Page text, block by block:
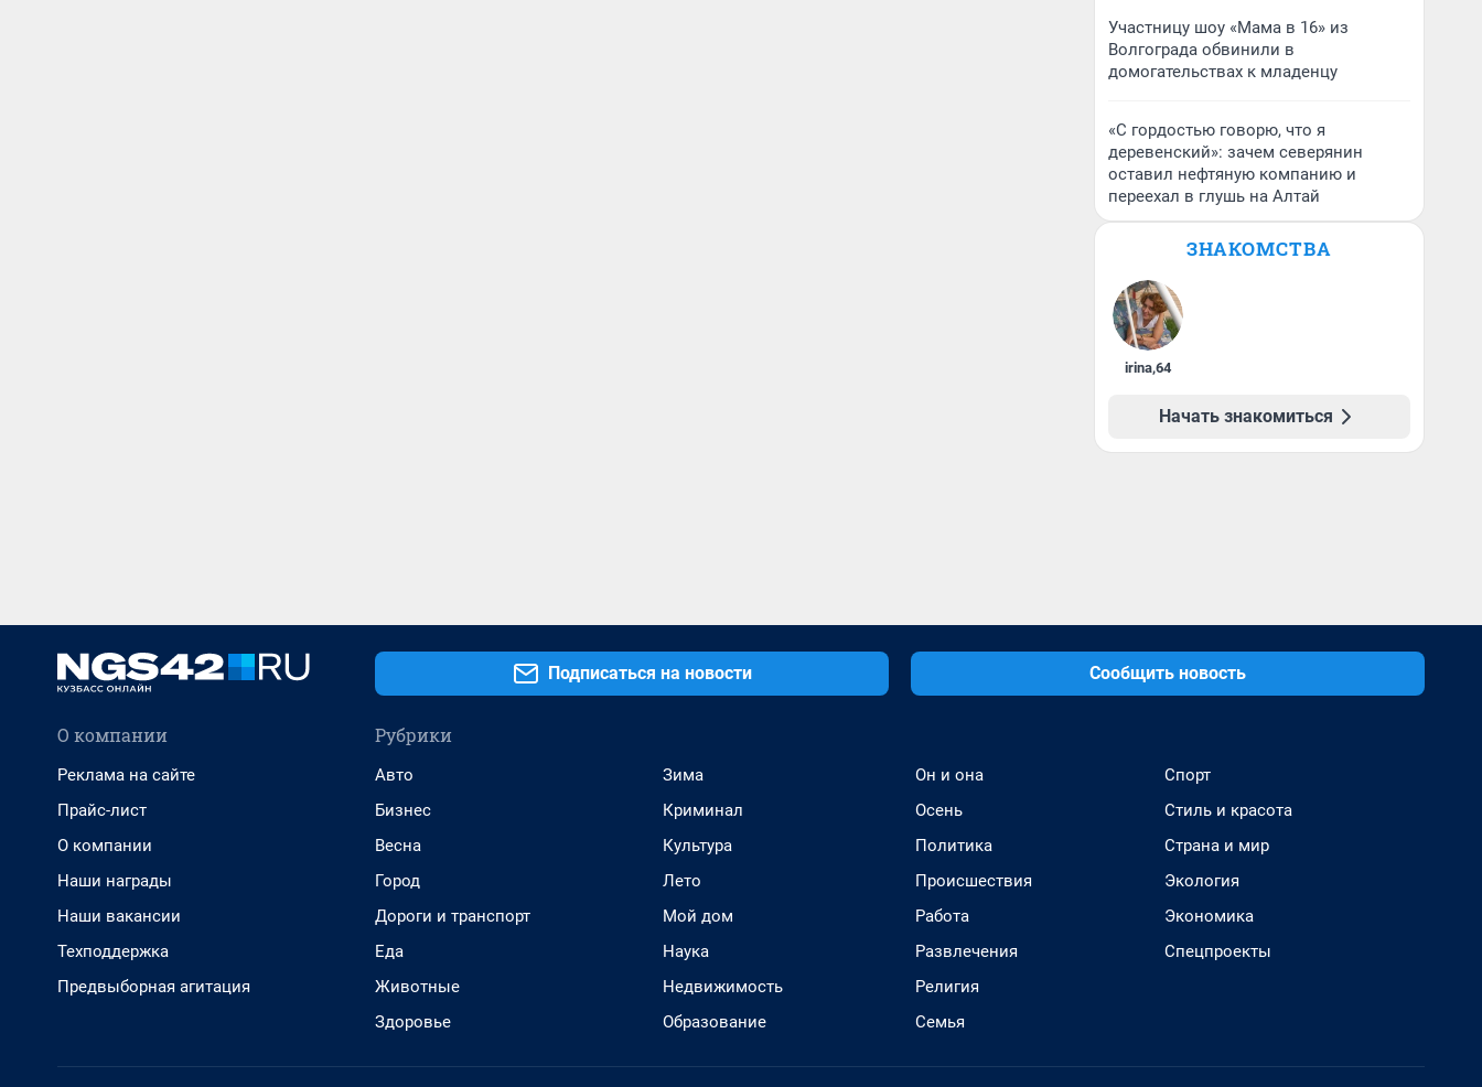
Участницу шоу «Мама в 16» из
Волгограда обвинили в
домогательствах к младенцу
«С гордостью говорю, что я
деревенский»: зачем северянин
оставил нефтяную компанию и
переехал в глушь на Алтай
ЗНАКОМСТВА
irina,64
Начать знакомиться
Подписаться на новости Сообщить новость
О компании
Реклама на сайте
Прайс-лист
О компании
Наши награды
Наши вакансии
Техподдержка
Предвыборная агитация
Рубрики
Авто
Бизнес
Весна
Город
Дороги и транспорт
Еда
Животные
Здоровье
Зима
Криминал
Культура
Лето
Мой дом
Наука
Недвижимость
Образование
Он и она
Осень
Политика
Происшествия
Работа
Развлечения
Религия
Семья
Спорт
Стиль и красота
Страна и мир
Экология
Экономика
Спецпроекты